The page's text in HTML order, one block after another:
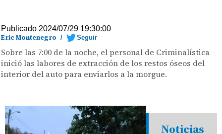
Publicado 2024/07/29 19:30:00
Eric Montenegro / Seguir
Sobre las 7:00 de la noche, el personal de Criminalística
inició las labores de extracción de los restos óseos del
interior del auto para enviarlos a la morgue.
Noticias